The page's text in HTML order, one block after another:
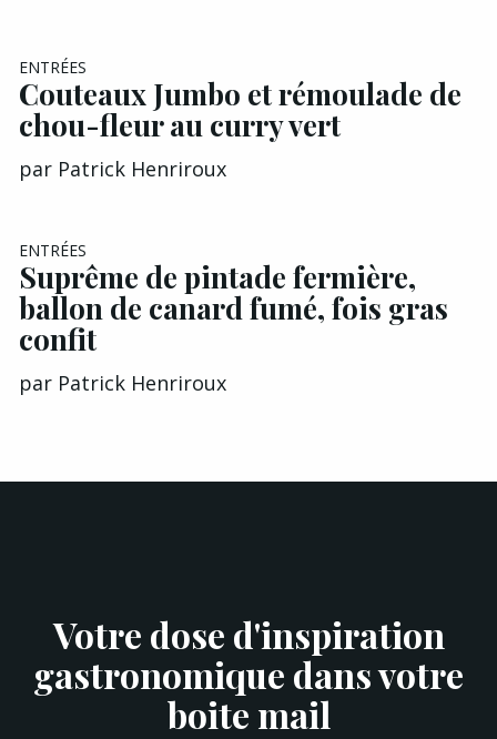
ENTRÉES
Couteaux Jumbo et rémoulade de
chou-fleur au curry vert
par Patrick Henriroux
ENTRÉES
Suprême de pintade fermière,
ballon de canard fumé, fois gras
confit
par Patrick Henriroux
Votre dose d'inspiration
gastronomique dans votre
boite mail